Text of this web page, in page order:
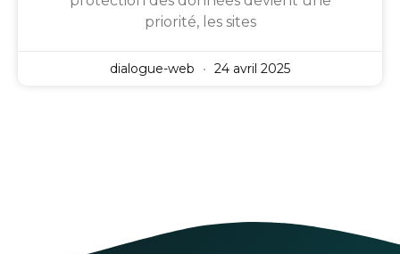
priorité, les sites
dialogue-web 24 avril 2025